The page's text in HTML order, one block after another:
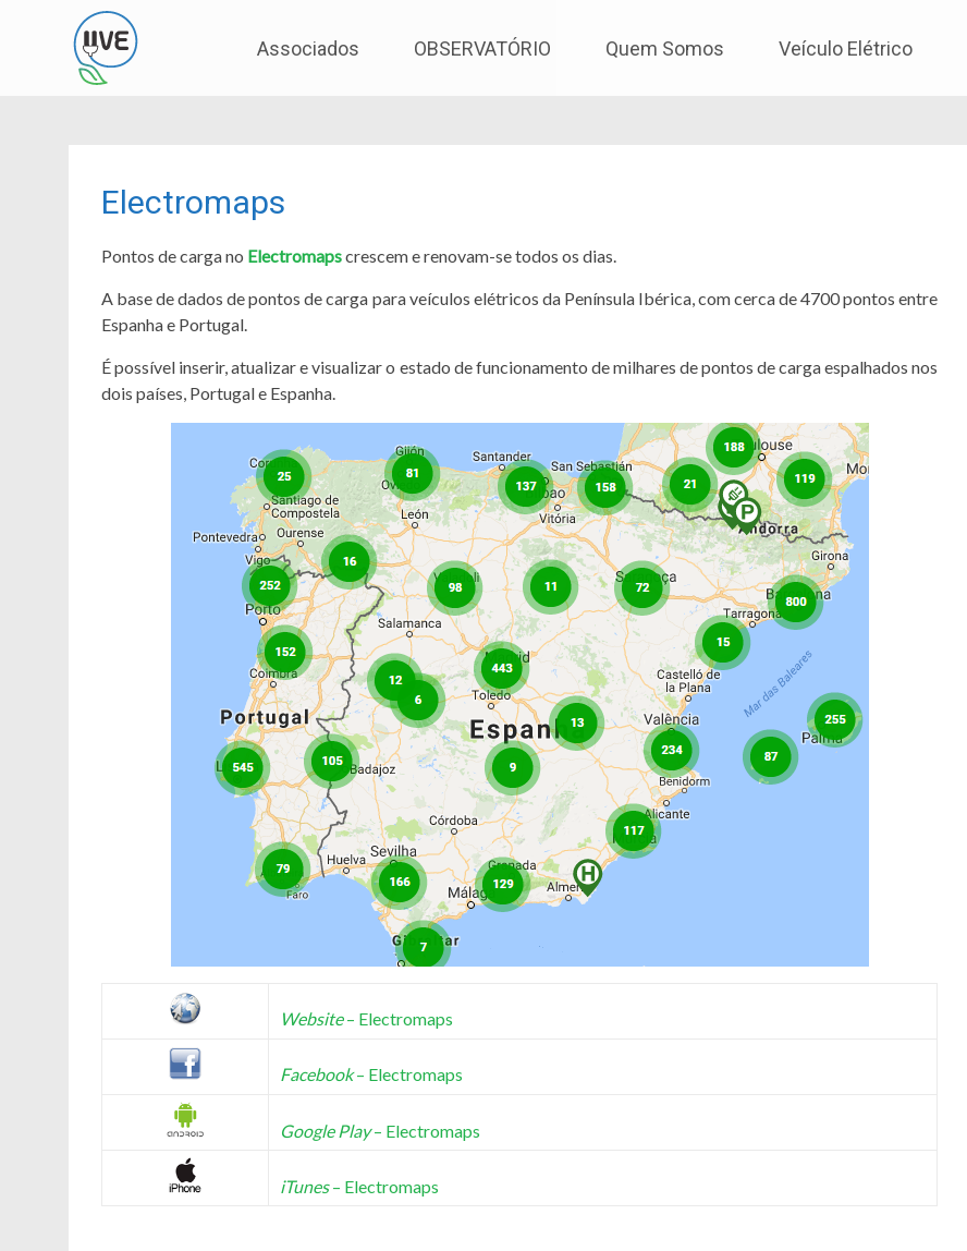
to
Associados OBSERVATÓRIO Quem Somos Veículo Elétrico
Electromaps
Pontos de carga no Electromapscrescem e renovam-se todos os dias.
A base de dados de pontos de carga para veículos elétricos da Península Ibérica, com cerca de 4700 pontos entre
Espanha e Portugal.
É possível inserir, atualizar e visualizar o estado de funcionamento de milhares de pontos de carga espalhados nos
dois países, Portugal e Espanha.
Website– Electromaps
Facebook– Electromaps
Google Play– Electromaps
iTunes– Electromaps